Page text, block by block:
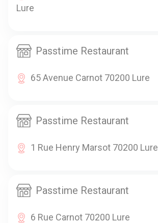
Lure
Passtime Restaurant
65 Avenue Carnot 70200 Lure
Passtime Restaurant
1 Rue Henry Marsot 70200 Lure
Passtime Restaurant
6 Rue Carnot 70200 Lure